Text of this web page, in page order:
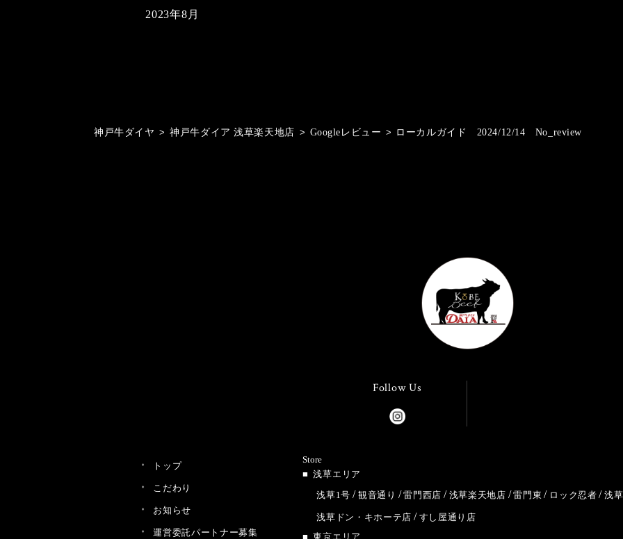
2023年8月
神戸牛ダイヤ > 神戸牛ダイア 浅草楽天地店 > Googleレビュー > ローカルガイド 2024/12/14 No_review
Follow Us
トップ
こだわり
お知らせ
運営委託パートナー募集
Store
浅草エリア
浅草1号
観音通り 雷門西店 浅草楽天地店 雷門東 ロック忍者 浅
浅草ドン・キホーテ店
すし屋通り店
東京エリア